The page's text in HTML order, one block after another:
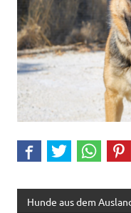
Hunde aus dem